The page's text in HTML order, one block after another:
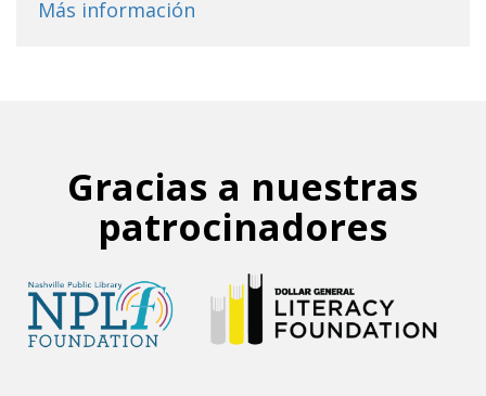
Más información
Gracias a nuestras
patrocinadores